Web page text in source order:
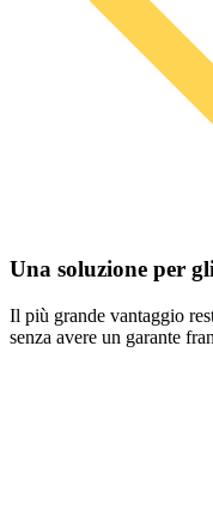
Una soluzione per
Il più grande vantaggio
senza avere un garante